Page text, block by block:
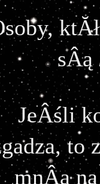
sÂą
JeÂśli
to